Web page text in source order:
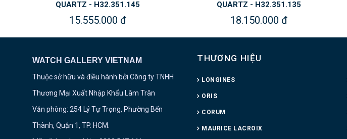
QUARTZ - H32.351.145
15.555.000 đ
QUARTZ - H32.351.135
18.150.000 đ
WATCH GALLERY VIETNAM
Thuộc sở hữu và điều hành bởi Công ty TNHH
Thương Mại Xuất Nhập Khẩu Lâm Trân
Văn phòng: 254 Lý Tự Trọng, Phường Bến
Thành, Quận 1, TP. HCM.
THƯƠNG HIỆU
LONGINES
ORIS
CORUM
MAURICE LACROIX